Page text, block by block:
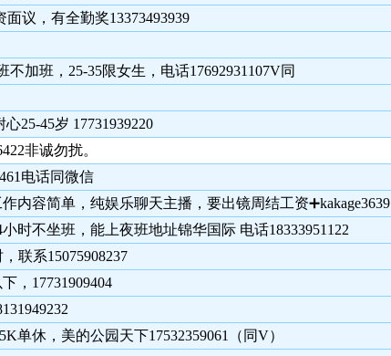
议，有全勤奖13373493939
加班，25-35限女生，电话17692931107V同
25-45岁 17731939220
非诚勿扰。
电话同微信
容简单，纯娱乐聊天主播，要出镜周结工资➕kakage3639
时不坐班，能上夜班地址锦华国际 电话18333951122
联系15075908237
，17731909404
休，美的公园天下17532359061（同V）